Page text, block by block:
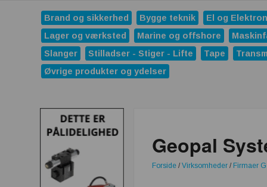
Brand og sikkerhed Bygge teknik El og
Lager og værksted
Marine og offshore
Slanger
Stilladser - Stiger - Lifte Tape
Øvrige produkter og ydelser
Geopal
Forside /Virksomheder / Firmaer G